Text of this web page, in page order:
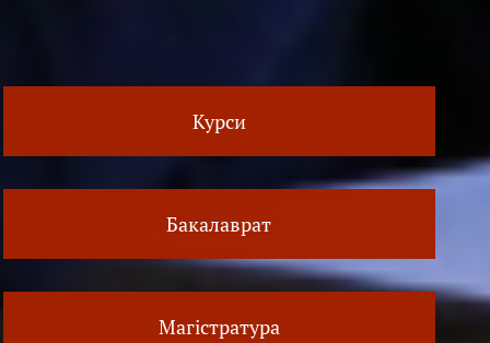
Курси
Бакалаврат
Магістратура